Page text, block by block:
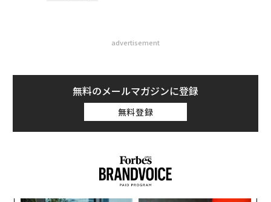
advertisement
無料のメールマガジンに登録
無料登録